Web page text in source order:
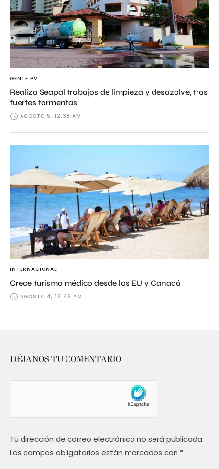
GENTE PV
Realiza Seapal trabajos de limpieza y desazolve, tras
fuertes tormentas
AGOSTO 5, 12:38 AM
INTERNACIONAL
Crece turismo médico desde los EU y Canadá
AGOSTO 4, 12:46 AM
DÉJANOS TU COMENTARIO
Tu dirección de correo electrónico no será publicada.
Los campos obligatorios están marcados con *